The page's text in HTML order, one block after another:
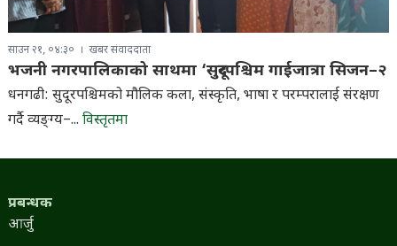
साउन २१, ०४:३० खबर संवाददाता
भजनी नगरपालिकाको साथमा ‘सुदूरपश्चिम गाईजात्रा सिजन–२
धनगढी: सुदूरपश्चिमको मौलिक कला, संस्कृति, भाषा र परम्परालाई संरक्षण
गर्दै व्यङ्ग्य–... विस्तृतमा
प्रबन्धक
आर्जु